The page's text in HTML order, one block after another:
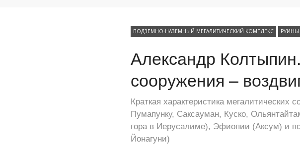
ПОДЗЕМНО-НАЗЕМНЫЙ МЕГАЛИТИЧЕСКИЙ КОМПЛЕКС
Александр
сооружения –
Краткая характеристика
Пумапунку, Саксауман, Куско,
гора в Иерусалиме), Эфиопии (Аксум) и
Йонагуни)